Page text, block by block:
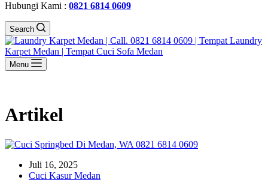
Hubungi Kami : 0821 6814 0609
Search
Menu
Artikel
Juli 16, 2025
Cuci Kasur Medan